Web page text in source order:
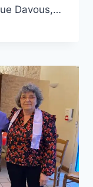
Davous,…